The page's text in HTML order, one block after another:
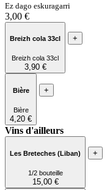
Ez dago eskuragarri
3,00 €
Breizh cola 33cl
Breizh cola 33cl
3,90 €
+
Bière
Bière
4,20 €
+
Vins d'ailleurs
Les Breteches (Liban)
1/2 bouteille
15,00 €
+